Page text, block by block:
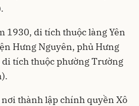
1930, di tích thuộc làng Yên
Hưng Nguyên, phủ Hưng
tích thuộc phường Trường
thành lập chính quyền Xô